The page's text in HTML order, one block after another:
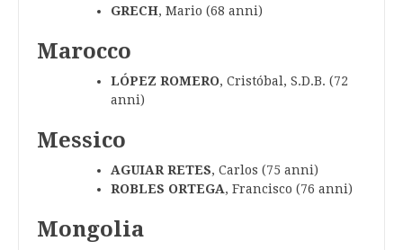
GRECH, Mario (68 anni)
Marocco
LÓPEZ ROMERO, Cristóbal, S.D.B. (72
anni)
Messico
AGUIAR RETES, Carlos (75 anni)
ROBLES ORTEGA, Francisco (76 anni)
Mongolia